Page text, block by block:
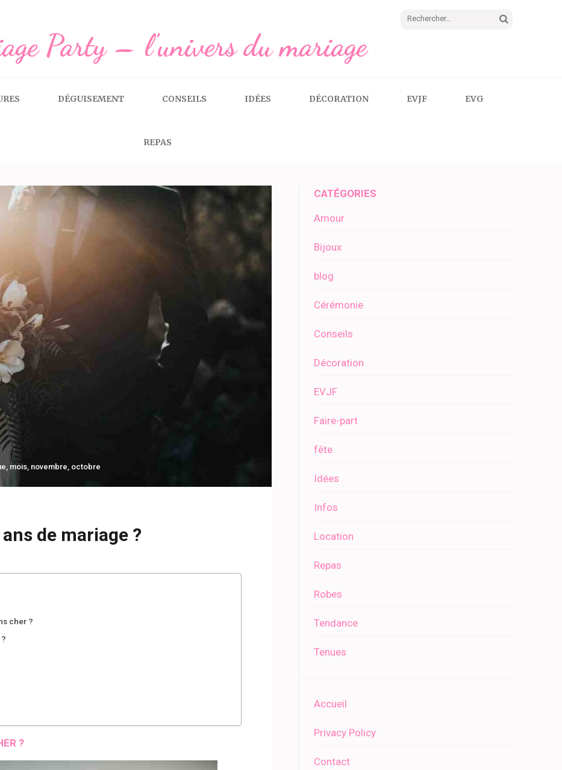
Rechercher :
Party – l'univers du mariage
DÉGUISEMENT CONSEILS IDÉES DÉCORATION EVJF EVG
REPAS
, mois, novembre, octobre
de mariage ?
cher ?
?
CATÉGORIES
Amour
Bijoux
blog
Cérémonie
Conseils
Décoration
EVJF
Faire-part
fête
Idées
Infos
Location
Repas
Robes
Tendance
Tenues
Accueil
Privacy Policy
Contact